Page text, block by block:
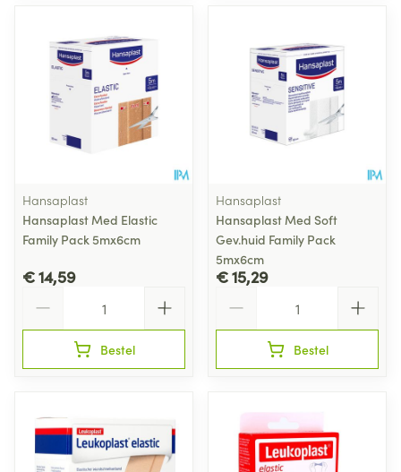
Hansaplast
Hansaplast Med Elastic
Family Pack 5mx6cm
€ 14,59
Bestel
Hansaplast
Hansaplast Med Soft
Gev.huid Family Pack
5mx6cm
€ 15,29
Bestel